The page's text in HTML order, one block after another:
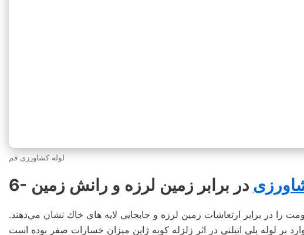
لوله کشاورزی قم
در برابر زمين لرزه و رانش زمين
را در برابر ارتعاشات زمين لرزه و جابجايي لايه هاي خاك نشان مي‌دهند.